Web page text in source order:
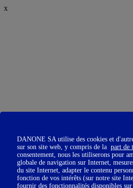
x
DANONE SA utilise des cookies et
sur son site web, y compris de la part de
consentement, nous les utiliserons pour
globale de navigation sur Internet,
du site Internet, adapter le contenu
fonction de vos intérêts (sur notre site
fournir des fonctionnalités disponibles